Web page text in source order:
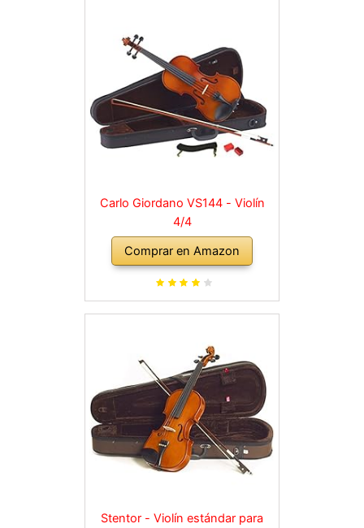
Carlo Giordano VS144 - Violín
4/4
Comprar en Amazon
Stentor - Violín estándar para